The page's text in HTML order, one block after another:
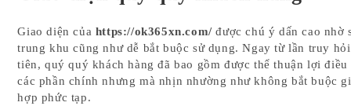
Giao diện của https://ok365xn.com/được chú ý dấn cao nhờ
trung khu cũng như dễ bắt buộc sử dụng. Ngay từ lần truy
tiên, quý quý khách hàng đã bao gồm được thể thuận lợi điều
các phần chính nhưng mà nhịn nhường như không bắt buộc
hợp phức tạp.